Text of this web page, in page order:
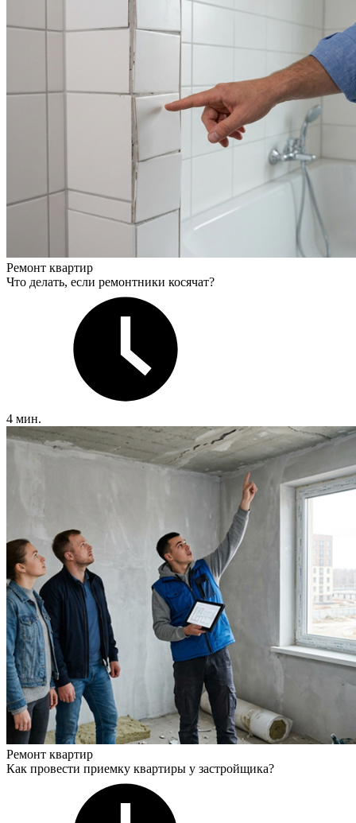
Ремонт квартир
Что делать, если ремонтники косячат?
4 мин.
Ремонт квартир
Как провести приемку квартиры у застройщика?